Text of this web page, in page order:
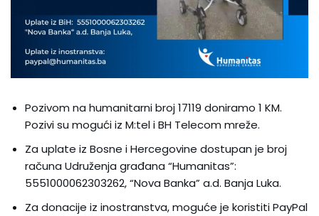
Pozivom na humanitarni broj 17119 doniramo 1 KM.
Pozivi su mogući iz M:tel i BH Telecom mreže.
Za uplate iz Bosne i Hercegovine dostupan je broj
računa Udruženja građana “Humanitas”:
5551000062303262, “Nova Banka” a.d. Banja Luka.
Za donacije iz inostranstva, moguće je koristiti PayPal